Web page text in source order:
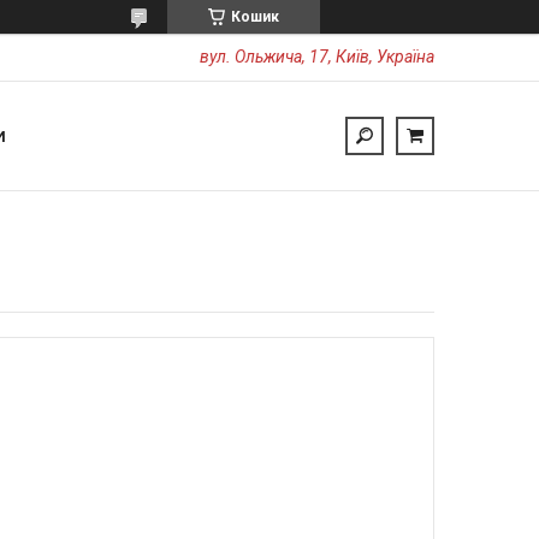
Кошик
вул. Ольжича, 17, Київ, Україна